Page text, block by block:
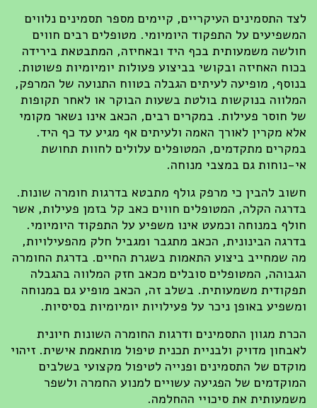
לצד התסמינים העיקריים, קיימים מספר תסמינים נלווים
המשפיעים על התפקוד היומיומי. מטופלים רבים חווים
חולשה משמעותית בכף היד ובאחיזה, המתבטאת בירידה
בכוח האחיזה ובקושי בביצוע פעולות יומיומיות פשוטות.
בנוסף, מופיעה לעיתים הגבלה בטווח התנועה של המרפק,
המלווה בנוקשות בולטת בשעות הבוקר או לאחר תקופות
של חוסר פעילות. במקרים רבים, הכאב אינו נשאר מקומי
אלא מקרין לאורך האמה ולעיתים אף מגיע עד כף היד.
במקרים מתקדמים, המטופלים עלולים לחוות תחושת
אי-נוחות גם במצבי מנוחה.
חשוב להבין כי מרפק גולף מתבטא בדרגות חומרה שונות.
בדרגה הקלה, המטופלים חווים כאב קל בזמן פעילות, אשר
חולף במנוחה וכמעט אינו משפיע על התפקוד היומיומי.
בדרגה הבינונית, הכאב מתגבר ומגביל חלק מהפעילויות,
מה שמחייב ביצוע התאמות בשגרת החיים. בדרגת החומרה
הגבוהה, המטופלים סובלים מכאב חזק המלווה בהגבלה
תפקודית משמעותית. בשלב זה, הכאב מופיע גם במנוחה
ומשפיע באופן ניכר על פעילויות יומיומיות בסיסיות.
הכרת מגוון התסמינים ודרגות החומרה השונות חיונית
לאבחון מדויק ולבניית תכנית טיפול מותאמת אישית. זיהוי
מוקדם של התסמינים ופנייה לטיפול מקצועי בשלבים
המוקדמים של הפגיעה עשויים למנוע החמרה ולשפר
משמעותית את סיכויי ההחלמה.